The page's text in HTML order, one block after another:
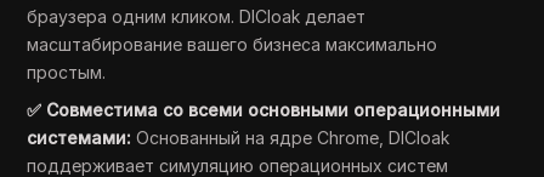
браузера одним кликом. DICloak делает
масштабирование вашего бизнеса максимально
простым.
✅ Совместима со всеми основными операционными
системами: Основанный на ядре Chrome, DICloak
поддерживает симуляцию операционных систем